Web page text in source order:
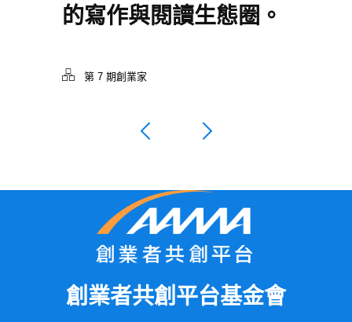
的寫作與閱讀生態圈。
第 7 期創業家
創業者共創平台基金會